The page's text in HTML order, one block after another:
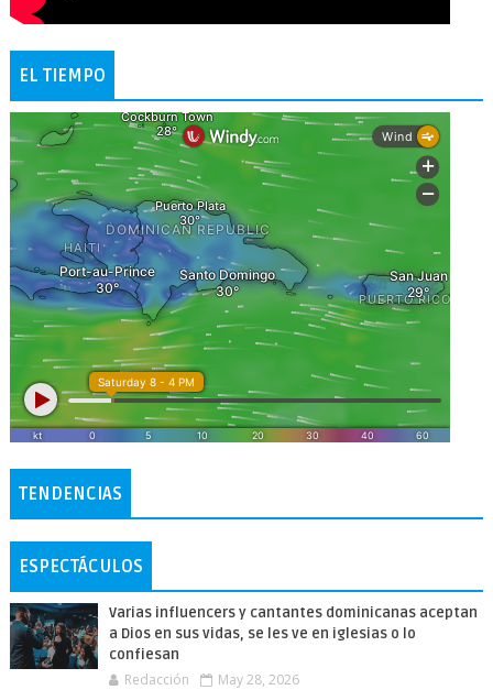
EL TIEMPO
TENDENCIAS
ESPECTÁCULOS
Varias influencers y cantantes dominicanas aceptan
a Dios en sus vidas, se les ve en iglesias o lo
confiesan
Redacción May 28, 2026